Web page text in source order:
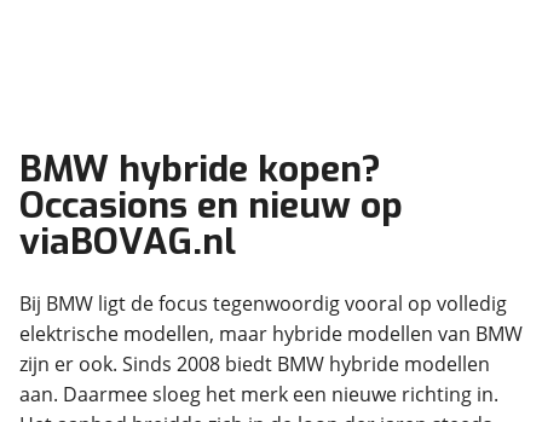
BMW hybride kopen?
Occasions en nieuw op
viaBOVAG.nl
Bij BMW ligt de focus tegenwoordig vooral op volledig
elektrische modellen, maar hybride modellen van BMW
zijn er ook. Sinds 2008 biedt BMW hybride modellen
aan. Daarmee sloeg het merk een nieuwe richting in.